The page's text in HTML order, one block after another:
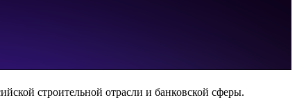
строительной отрасли и банковской сферы.